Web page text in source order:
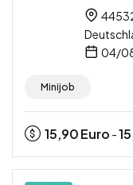
04/
Minijob
15,90Euro -